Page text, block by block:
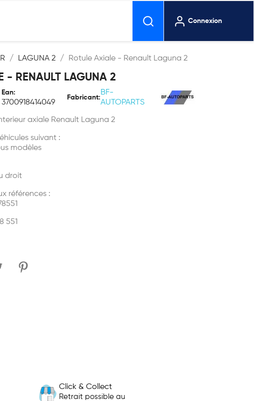
Connexion
LAGUNA 2 Rotule Axiale - Renault Laguna 2
- RENAULT LAGUNA 2
Ean:
3700918414049
Fabricant:
BF-
AUTOPARTS
axiale Renault Laguna 2
suivant :
modèles
droit
références :
551
Click & Collect
Retrait possible au